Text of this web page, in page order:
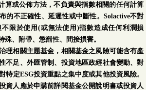
08/05 8.0654 -0.0194 -0.24 %
算或公佈方法，不負責與指數相關的任何計算
的不正確性、延遲性或中斷性。Solactive不對
限於使用(或無法使用)指數造成任何利潤損
殊、附帶、懲罰性、間接損害。
理相關主題基金，相關基金之風險可能含有產
不足、外匯管制、投資地區政經社會變動、對
特定ESG投資重點之集中度或其他投資風險。
資人應於申購前詳閱基金公開說明書或投資人